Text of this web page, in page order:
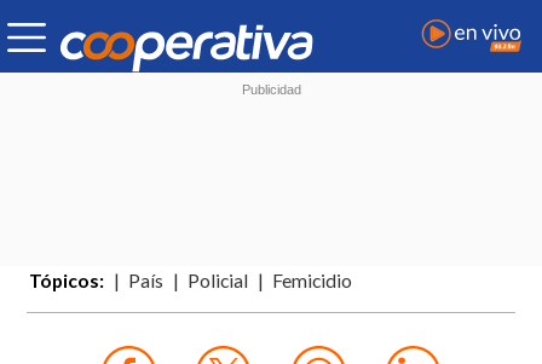
Tópicos: País Policial Femicidio